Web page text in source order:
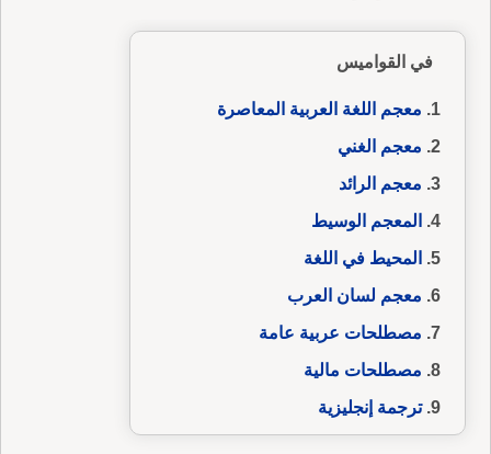
في القواميس
معجم اللغة العربية المعاصرة
معجم الغني
معجم الرائد
المعجم الوسيط
المحيط في اللغة
معجم لسان العرب
مصطلحات عربية عامة
مصطلحات مالية
ترجمة إنجليزية